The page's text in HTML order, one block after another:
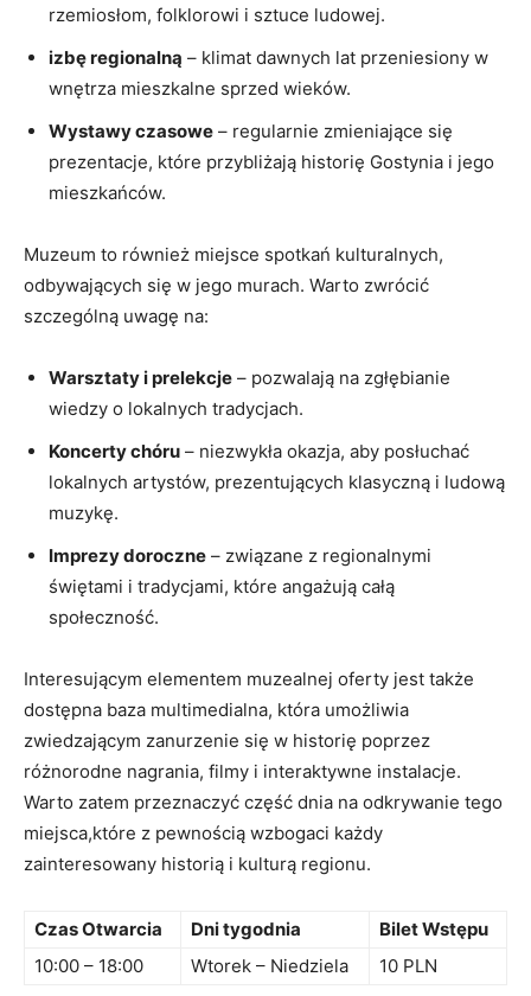
rzemiosłom, folklorowi i sztuce‌ ludowej.
izbę regionalną –⁤ klimat dawnych lat przeniesiony w
wnętrza mieszkalne sprzed wieków.
Wystawy ⁤czasowe – regularnie zmieniające⁤ się⁢
prezentacje, które przybliżają historię Gostynia i​ jego‌
mieszkańców.
Muzeum to również miejsce spotkań ​kulturalnych,
odbywających się w jego ⁢murach. ​Warto zwrócić
szczególną⁢ uwagę na:
Warsztaty‍ i⁤ prelekcje ​– pozwalają na zgłębianie
wiedzy​ o lokalnych​ tradycjach.
Koncerty⁣ chóru – niezwykła⁢ okazja, aby posłuchać
lokalnych artystów, prezentujących klasyczną i ludową
⁣muzykę.
Imprezy doroczne – związane z regionalnymi
świętami⁣ i tradycjami, które angażują całą
społeczność.
Interesującym‌ elementem muzealnej ⁤oferty jest⁤ także
dostępna baza multimedialna, która umożliwia
zwiedzającym zanurzenie się ⁤w historię poprzez ​
różnorodne nagrania,​ filmy i interaktywne ⁣instalacje.
⁣Warto zatem przeznaczyć⁤ część ⁢dnia na odkrywanie tego
miejsca,które ‌z ‍pewnością‍ wzbogaci‍ każdy​
zainteresowany historią i kulturą regionu.
Czas Otwarcia Dni tygodnia
Bilet Wstępu
10:00 – 18:00
Wtorek – Niedziela 10 PLN